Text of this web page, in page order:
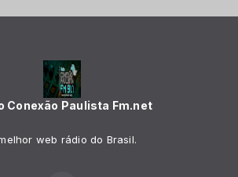
Conexão Paulista Fm.net
web rádio do Brasil.